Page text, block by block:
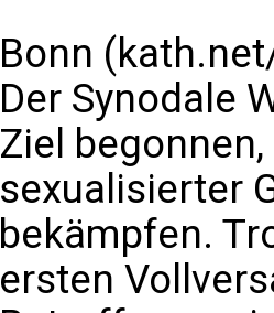
Bonn
Der Synodale
Ziel
sexualisierter
bekämpfen.
ersten